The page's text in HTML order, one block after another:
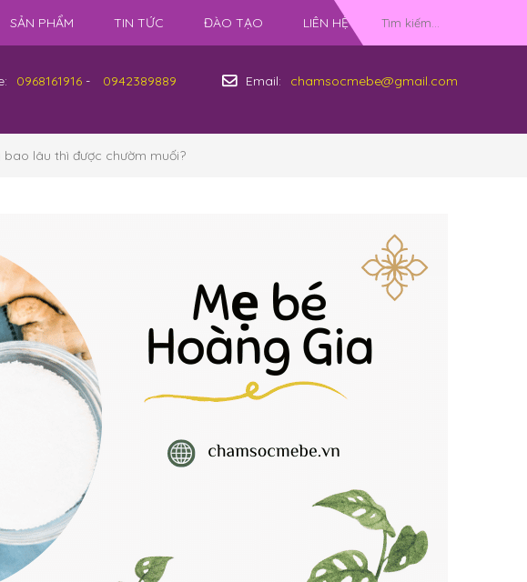
SẢN PHẨM TIN TỨC ĐÀO TẠO LIÊN HỆ
0968161916- 0942389889 Email: chamsocmebe@gmail.com
bao lâu thì được chườm muối?